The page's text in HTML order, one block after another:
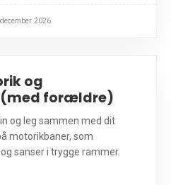
2026
og
forældre)
og leg sammen med dit
motorikbaner, som
sanser i trygge rammer.